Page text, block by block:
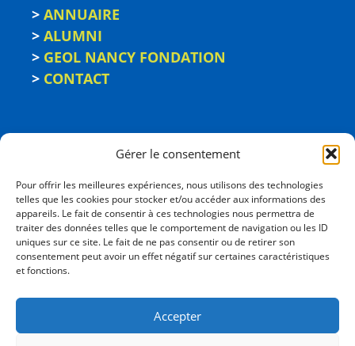
Gérer le consentement
Pour offrir les meilleures expériences, nous utilisons des technologies
telles que les cookies pour stocker et/ou accéder aux informations des
appareils. Le fait de consentir à ces technologies nous permettra de
traiter des données telles que le comportement de navigation ou les ID
uniques sur ce site. Le fait de ne pas consentir ou de retirer son
consentement peut avoir un effet négatif sur certaines caractéristiques
et fonctions.
Accepter
> ANNUAIRE
> ALUMNI
> GEOL NANCY FONDATION
> CONTACT
ÉCOLE NATIONALE
54505 Vandœuvre-les-Nancy cedex
03 72 74 46 00